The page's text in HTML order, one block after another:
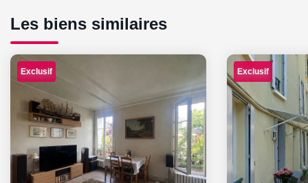
Les biens similaires
Exclusif Exclusif